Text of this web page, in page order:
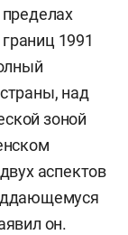
1991
над
зоной
аспектов
он.